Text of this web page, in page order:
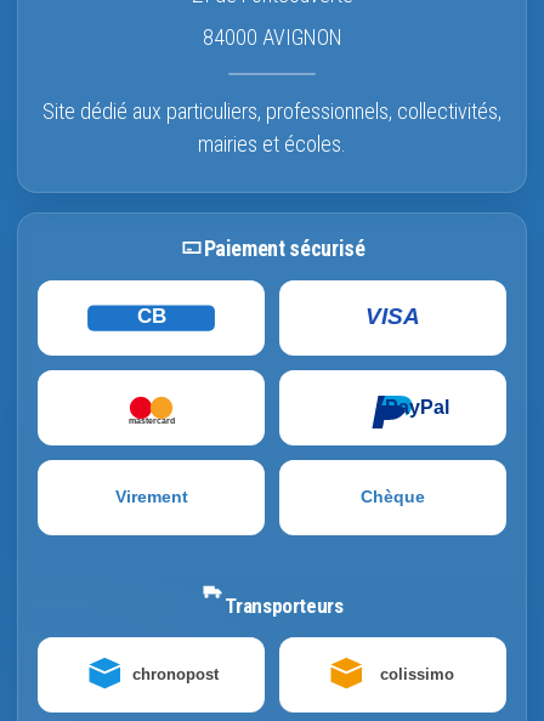
84000 AVIGNON
Site dédié aux particuliers, professionnels, collectivités,
mairies et écoles.
Paiement sécurisé
CB VISA
mastercard
PayPal
Virement Chèque
Transporteurs
chronopost colissimo